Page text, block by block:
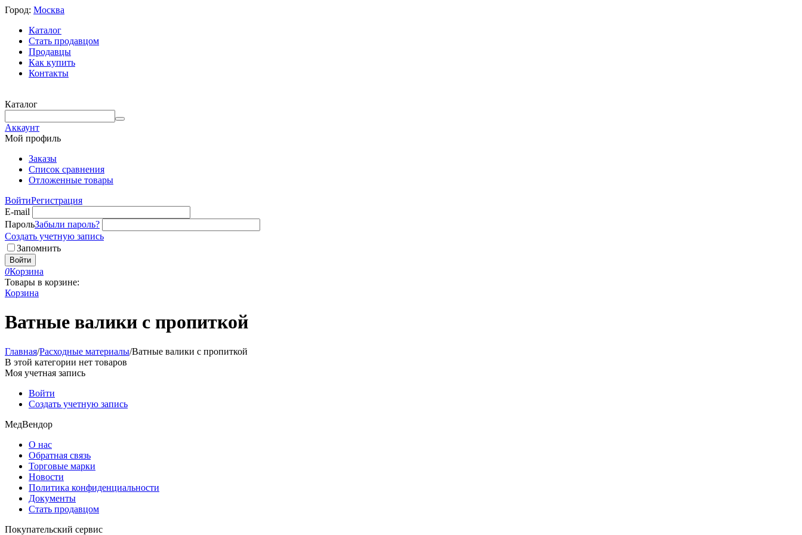
Город: Москва
Каталог
Стать продавцом
Продавцы
Как купить
Контакты
Каталог
Аккаунт
Мой профиль
Заказы
Список сравнения
Отложенные товары
ВойтиРегистрация
E-mail
ПарольЗабыли пароль?
Создать учетную запись
Запомнить
Войти
0Корзина
Товары в корзине:
Корзина
Ватные валики с пропиткой
Главная/Расходные материалы/Ватные валики с пропиткой
В этой категории нет товаров
Моя учетная запись
Войти
Создать учетную запись
МедВендор
О нас
Обратная связь
Торговые марки
Новости
Политика конфиденциальности
Документы
Стать продавцом
Покупательский сервис